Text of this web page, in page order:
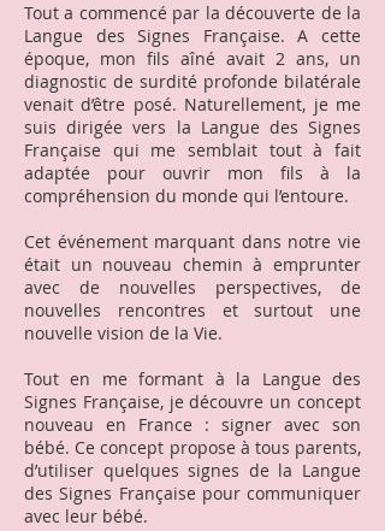
Tout a commencé par la découverte de la
Langue des Signes Française. A cette
époque, mon fils aîné avait 2 ans, un
diagnostic de surdité profonde bilatérale
venait d’être posé. Naturellement, je me
suis dirigée vers la Langue des Signes
Française qui me semblait tout à fait
adaptée pour ouvrir mon fils à la
compréhension du monde qui l’entoure.
Cet événement marquant dans notre vie
était un nouveau chemin à emprunter
avec de nouvelles perspectives, de
nouvelles rencontres et surtout une
nouvelle vision de la Vie.
Tout en me formant à la Langue des
Signes Française, je découvre un concept
nouveau en France : signer avec son
bébé. Ce concept propose à tous parents,
d’utiliser quelques signes de la Langue
des Signes Française pour communiquer
avec leur bébé.